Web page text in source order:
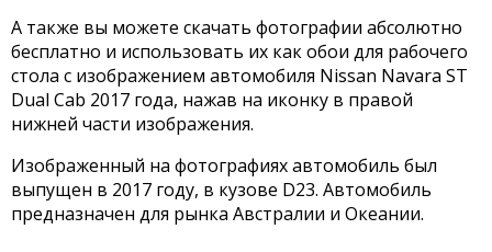
А также вы можете скачать фотографии абсолютно
бесплатно и использовать их как обои для рабочего
стола с изображением автомобиля Nissan Navara ST
Dual Cab 2017 года, нажав на иконку в правой
нижней части изображения.
Изображенный на фотографиях автомобиль был
выпущен в 2017 году, в кузове D23. Автомобиль
предназначен для рынка Австралии и Океании.